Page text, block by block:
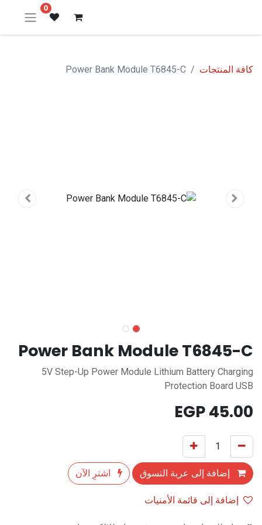
0
كافة المنتجات Power Bank Module T6845-C
Power Bank Module T6845-C
5V Step-Up Power Module Lithium Battery Charging
Protection Board USB
45.00
إضافة إلى عربة التسوق
اشترِ الآن
إضافة إلى قائمة الأمنيات